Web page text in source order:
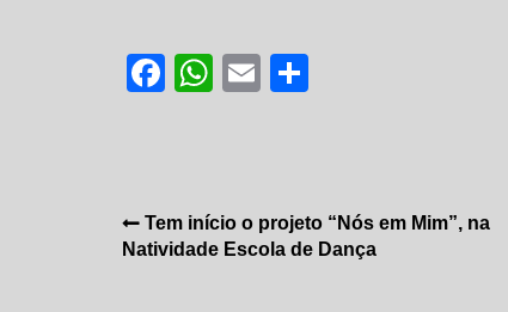
Facebook
WhatsApp
Email
Navegação
de
Tem início o projeto “Nós em Mim”, na
Natividade Escola de Dança